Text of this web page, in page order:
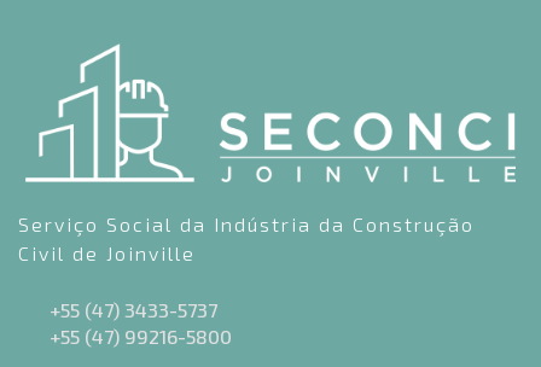
Serviço Social da Indústria da Construção
Civil de Joinville
+55 (47) 3433-5737
+55 (47) 99216-5800